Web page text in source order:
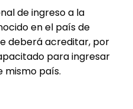
de ingreso a la
en el país de
deberá acreditar, por
para ingresar
mismo país.